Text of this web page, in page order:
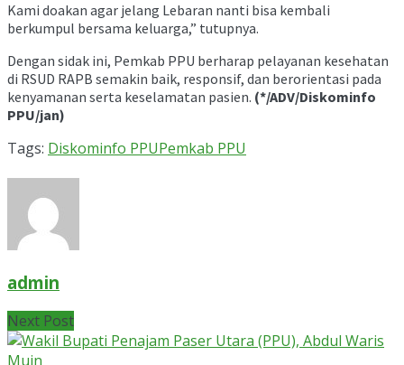
Kami doakan agar jelang Lebaran nanti bisa kembali
berkumpul bersama keluarga,” tutupnya.
Dengan sidak ini, Pemkab PPU berharap pelayanan kesehatan
di RSUD RAPB semakin baik, responsif, dan berorientasi pada
kenyamanan serta keselamatan pasien. (*/ADV/Diskominfo
PPU/jan)
Tags: Diskominfo PPUPemkab PPU
admin
Next Post